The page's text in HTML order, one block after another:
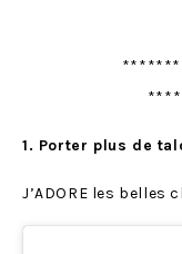
1. Porter plus de
J’ADORE les belles